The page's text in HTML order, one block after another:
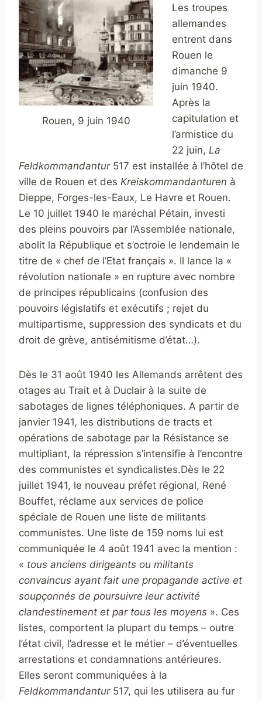
Rouen, 9 juin 1940
Les troupes
allemandes
entrent dans
Rouen le
dimanche 9
juin 1940.
Après la
capitulation et
l’armistice du
22 juin, La
Feldkommandantur 517 est installée à l’hôtel de
ville de Rouen et des Kreiskommandanturen à
Dieppe, Forges-les-Eaux, Le Havre et Rouen.
Le 10 juillet 1940 le maréchal Pétain, investi
des pleins pouvoirs par l’Assemblée nationale,
abolit la République et s’octroie le lendemain le
titre de « chef de l’Etat français ». Il lance la «
révolution nationale » en rupture avec nombre
de principes républicains (confusion des
pouvoirs législatifs et exécutifs ; rejet du
multipartisme, suppression des syndicats et du
droit de grève, antisémitisme d’état…).
Dès le 31 août 1940 les Allemands arrêtent des
otages au Trait et à Duclair à la suite de
sabotages de lignes téléphoniques. A partir de
janvier 1941, les distributions de tracts et
opérations de sabotage par la Résistance se
multipliant, la répression s’intensifie à l’encontre
des communistes et syndicalistes.Dès le 22
juillet 1941, le nouveau préfet régional, René
Bouffet, réclame aux services de police
spéciale de Rouen une liste de militants
communistes. Une liste de 159 noms lui est
communiquée le 4 août 1941 avec la mention :
« tous anciens dirigeants ou militants
convaincus ayant fait une propagande active et
soupçonnés de poursuivre leur activité
clandestinement et par tous les moyens ». Ces
listes, comportent la plupart du temps – outre
l’état civil, l’adresse et le métier – d’éventuelles
arrestations et condamnations antérieures.
Elles seront communiquées à la
Feldkommandantur517, qui les utilisera au fur